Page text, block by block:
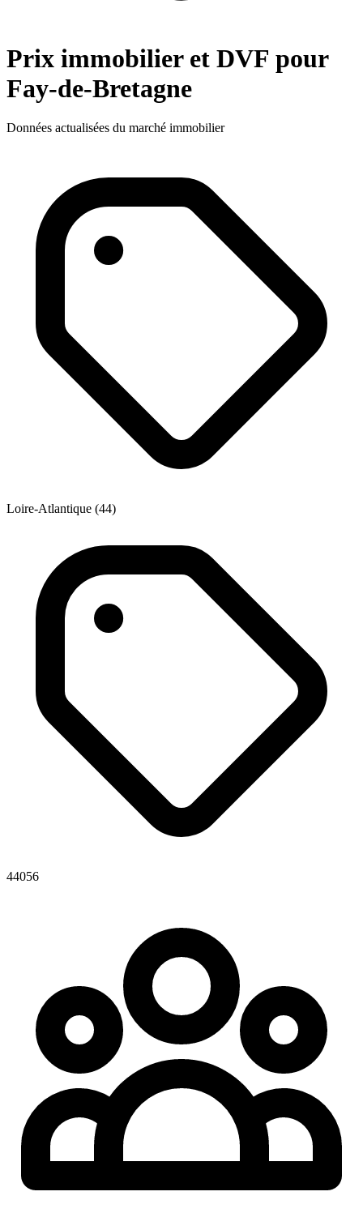
Prix immobilier et DVF pour
Fay-de-Bretagne
Données actualisées du marché immobilier
Loire-Atlantique (44)
44056